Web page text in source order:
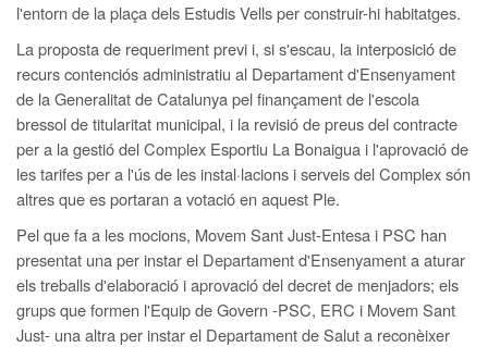
l'entorn de la plaça dels Estudis Vells per construir-hi habitatges.
La proposta de requeriment previ i, si s'escau, la interposició de
recurs contenciós administratiu al Departament d'Ensenyament
de la Generalitat de Catalunya pel finançament de l'escola
bressol de titularitat municipal, i la revisió de preus del contracte
per a la gestió del Complex Esportiu La Bonaigua i l'aprovació de
les tarifes per a l'ús de les instal·lacions i serveis del Complex són
altres que es portaran a votació en aquest Ple.
Pel que fa a les mocions, Movem Sant Just-Entesa i PSC han
presentat una per instar el Departament d'Ensenyament a aturar
els treballs d'elaboració i aprovació del decret de menjadors; els
grups que formen l'Equip de Govern -PSC, ERC i Movem Sant
Just- una altra per instar el Departament de Salut a reconèixer